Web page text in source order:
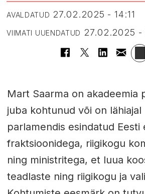
AVALDATUD 27.02.2025 - 14:11
VIIMATI UUENDATUD 27.02.2025 -
Mart Saarma on akadeemia
juba kohtunud või on
parlamendis esindatud Eesti
fraktsioonidega, riigikogu
ning ministritega, et luua
teadlaste ning riigikogu ja